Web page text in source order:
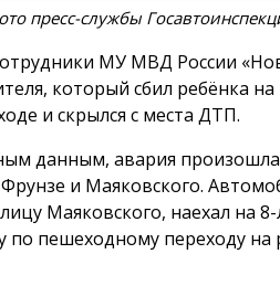
пресс-службы
МУ МВД России
который сбил ребёнка
и скрылся с места ДТП.
данным, авария произошла
и Маяковского.
Маяковского, наехал на
по пешеходному переходу